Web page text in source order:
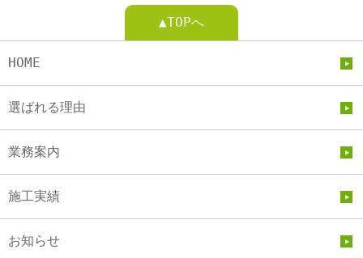
▲TOPへ
HOME
選ばれる理由
業務案内
施工実績
お知らせ